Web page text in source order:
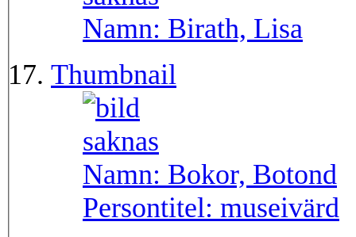
Namn: Birath, Lisa
Thumbnail
Namn: Bokor, Botond
Persontitel: museivärd